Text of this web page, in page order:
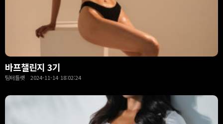
바프챌린지 3기
팀터틀랫 2024-11-14 18:02:24